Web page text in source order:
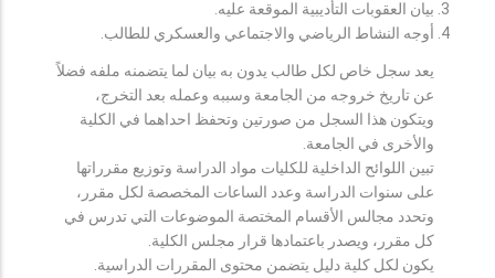
بيان العقوبات التأديبية الموقعة عليه.
أوجه النشاط الرياضي والاجتماعي والعسكري للطالب.
يعد سجل خاص لكل طالب يدون به بيان لما يتضمنه ملفه فضلاً
عن تاريخ خروجه من الجامعة وسببه وعمله بعد التخرج،
ويتكون هذا السجل من صورتين وتحفظ احداهما في الكلية
والأخرى في الجامعة.
تبين اللوائح الداخلية للكليات مواد الدراسة وتوزيع مقرراتها
على سنوات الدراسة وعدد الساعات المخصصة لكل مقرر،
وتحدد مجالس الأقسام المختصة الموضوعات التي تدرس في
كل مقرر، ويصدر باعتمادها قرار مجلس الكلية.
يكون لكل كلية دليل يتضمن محتوى المقررات الدراسية.